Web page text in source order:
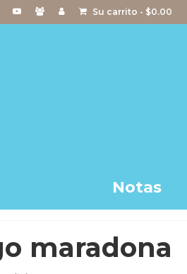
Su carrito - $0.00
Notas
maradona